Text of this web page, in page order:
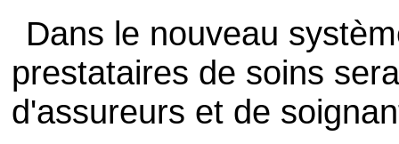
Dans le nouveau
prestataires de soins
d'assureurs et de